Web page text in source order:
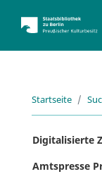
Startseite
Digitalisierte
Amtspresse